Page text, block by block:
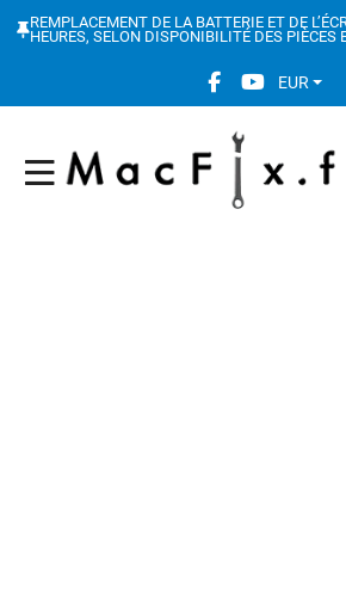
REMPLACEMENT DE LA BATTERIE ET DE
HEURES, SELON DISPONIBILITÉ DES PIÈCES
FACEBOOKYOUTUBE
EUR